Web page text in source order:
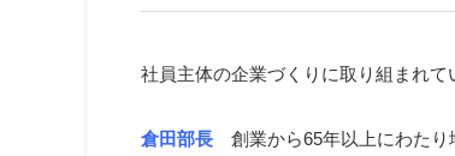
社員主体の企業づくりに取り組まれ
倉田部長 創業から65年以上にわたり